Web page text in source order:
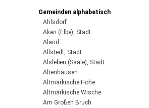
Gemeinden alphabetisch
Ahlsdorf
Aken (Elbe), Stadt
Aland
Allstedt, Stadt
Alsleben (Saale), Stadt
Altenhausen
Altmärkische Höhe
Altmärkische Wische
Am Großen Bruch